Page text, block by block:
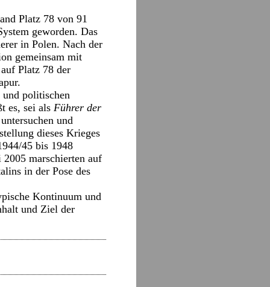
Platz 78 von 91
geworden. Das
in Polen. Nach der
gemeinsam mit
Platz 78 der
und politischen
es, sei als Führer der
und
dieses Krieges
45 bis 1948
marschierten auf
in der Pose des
Kontinuum und
und Ziel der